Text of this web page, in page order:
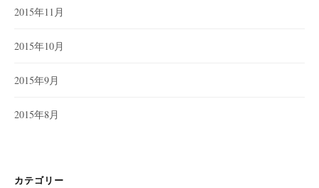
2015年11月
2015年10月
2015年9月
2015年8月
カテゴリー